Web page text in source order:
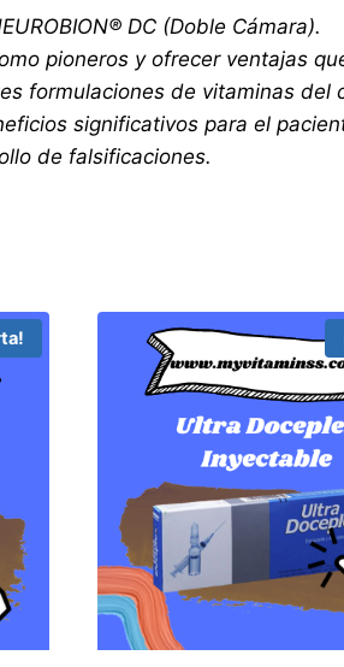
DC (Doble Cámara).
pioneros y ofrecer ventajas
formulaciones de vitaminas del
significativos para el
de falsificaciones.